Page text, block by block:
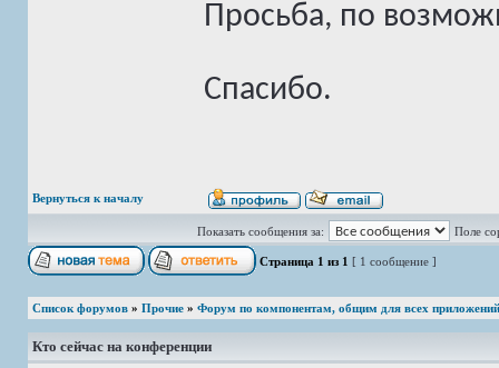
Просьба, по
Спасибо.
Вернуться к началу
Показать сообщения за: Поле
Страница 1 из 1 [ 1 сообщение ]
Список форумов » Прочие » Форум по компонентам, общим для всех приложений
Кто сейчас на конференции